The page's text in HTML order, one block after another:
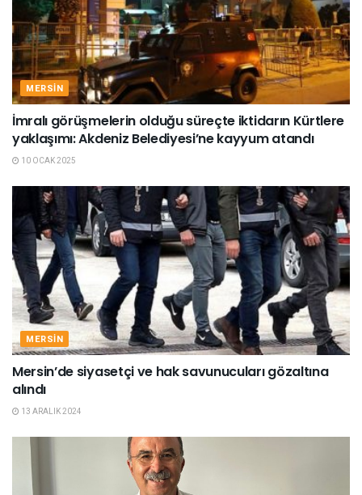
MERSIN
İmralı görüşmelerin olduğu süreçte iktidarın Kürtlere
yaklaşımı: Akdeniz Belediyesi’ne kayyum atandı
10 OCAK 2025
MERSIN
Mersin’de siyasetçi ve hak savunucuları gözaltına
alındı
13 ARALIK 2024